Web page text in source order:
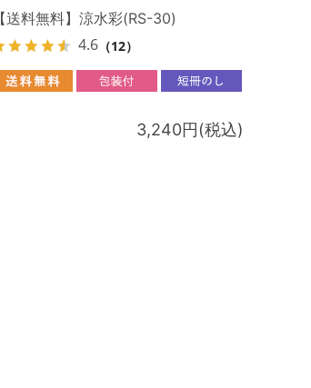
【送料無料】涼水彩(RS-30)
4.6 （12）
3,240円(税込)